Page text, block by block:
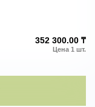
352 300.00 ₸